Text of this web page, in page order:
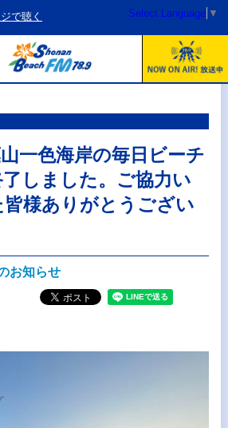
で聴く Select Language ▼
一色海岸の毎日ビーチ
しました。ご協力い
様ありがとうござい
お知らせ